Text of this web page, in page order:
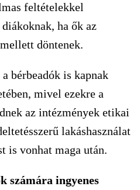
feltételekkel
ha ők az
döntenek.
bérbeadók is kapnak
mivel ezekre a
az intézmények etikai
lakáshasználat
is vonhat maga után.
számára ingyenes